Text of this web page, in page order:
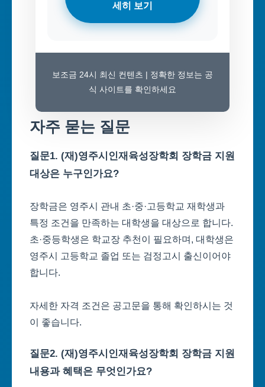
세히 보기
보조금 24시 최신 컨텐츠 | 정확한 정보는 공
식 사이트를 확인하세요
자주 묻는 질문
질문1. (재)영주시인재육성장학회 장학금 지원
대상은 누구인가요?
장학금은 영주시 관내 초·중·고등학교 재학생과
특정 조건을 만족하는 대학생을 대상으로 합니다.
초·중등학생은 학교장 추천이 필요하며, 대학생은
영주시 고등학교 졸업 또는 검정고시 출신이어야
합니다.
자세한 자격 조건은 공고문을 통해 확인하시는 것
이 좋습니다.
질문2. (재)영주시인재육성장학회 장학금 지원
내용과 혜택은 무엇인가요?